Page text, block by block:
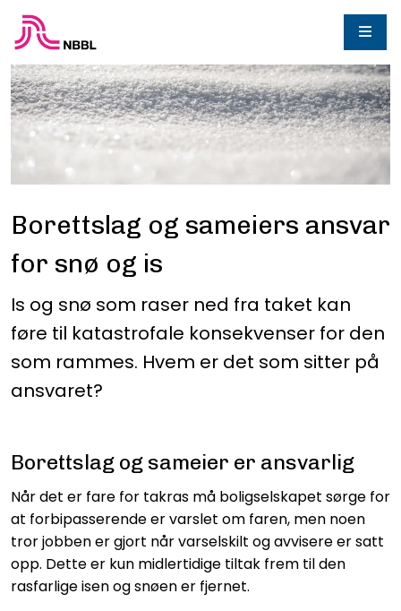
Borettslag og sameiers ansvar
for snø og is
Is og snø som raser ned fra taket kan
føre til katastrofale konsekvenser for den
som rammes. Hvem er det som sitter på
ansvaret?
Borettslag og sameier er ansvarlig
Når det er fare for takras må boligselskapet sørge for
at forbipasserende er varslet om faren, men noen
tror jobben er gjort når varselskilt og avvisere er satt
opp. Dette er kun midlertidige tiltak frem til den
rasfarlige isen og snøen er fjernet.